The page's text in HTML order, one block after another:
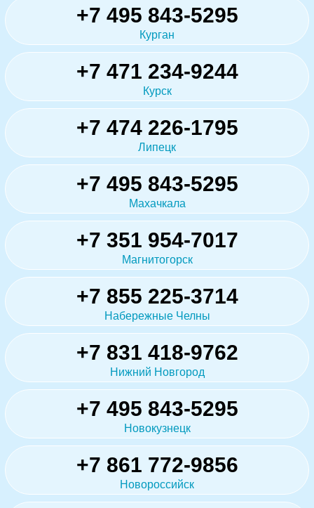
+7 495 843-5295
Курган
+7 471 234-9244
Курск
+7 474 226-1795
Липецк
+7 495 843-5295
Махачкала
+7 351 954-7017
Магнитогорск
+7 855 225-3714
Набережные Челны
+7 831 418-9762
Нижний Новгород
+7 495 843-5295
Новокузнецк
+7 861 772-9856
Новороссийск